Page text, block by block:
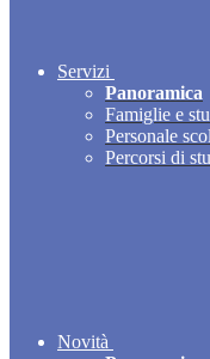
Servizi
Panoramica
Famiglie e
Personale
Percorsi di
Novità